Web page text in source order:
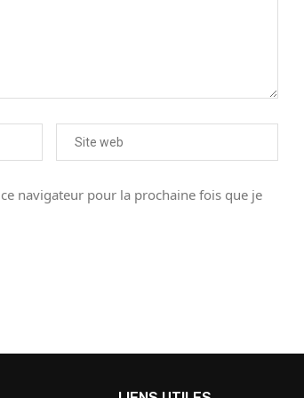
navigateur pour la prochaine fois que je